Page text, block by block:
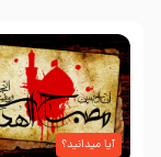
آیا میدانید؟